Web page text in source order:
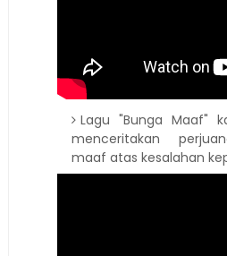
Lagu "Bunga Maaf"
menceritakan
maaf atas kesalahan